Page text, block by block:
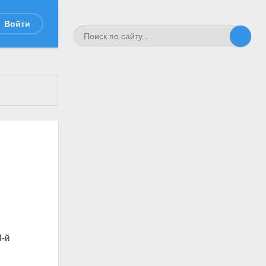
Войти
й